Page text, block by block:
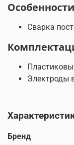
Сварка
Электроды
Бренд